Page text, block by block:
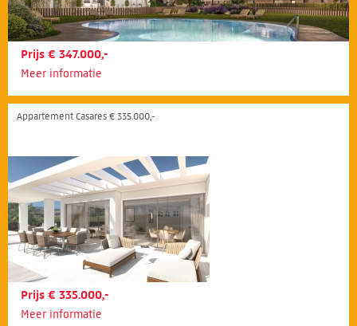
Prijs € 347.000,-
Meer informatie
Appartement Casares € 335.000,-
Prijs € 335.000,-
Meer informatie